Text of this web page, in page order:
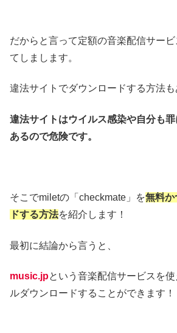
だからと言って定額の音楽配信サー
てしまします。
違法サイトでダウンロードする方法も
違法サイトはウイルス感染や自分も
あるので危険です。
そこでmiletの「checkmate」を無料か
ドする方法を紹介します！
最初に結論から言うと、
music.jpという音楽配信サービスを
ルダウンロードすることができます！